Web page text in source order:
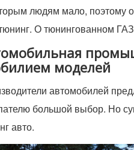
людям мало, поэтому
О тюнингованном
моделей
автомобилей
большой выбор. Но
авто.